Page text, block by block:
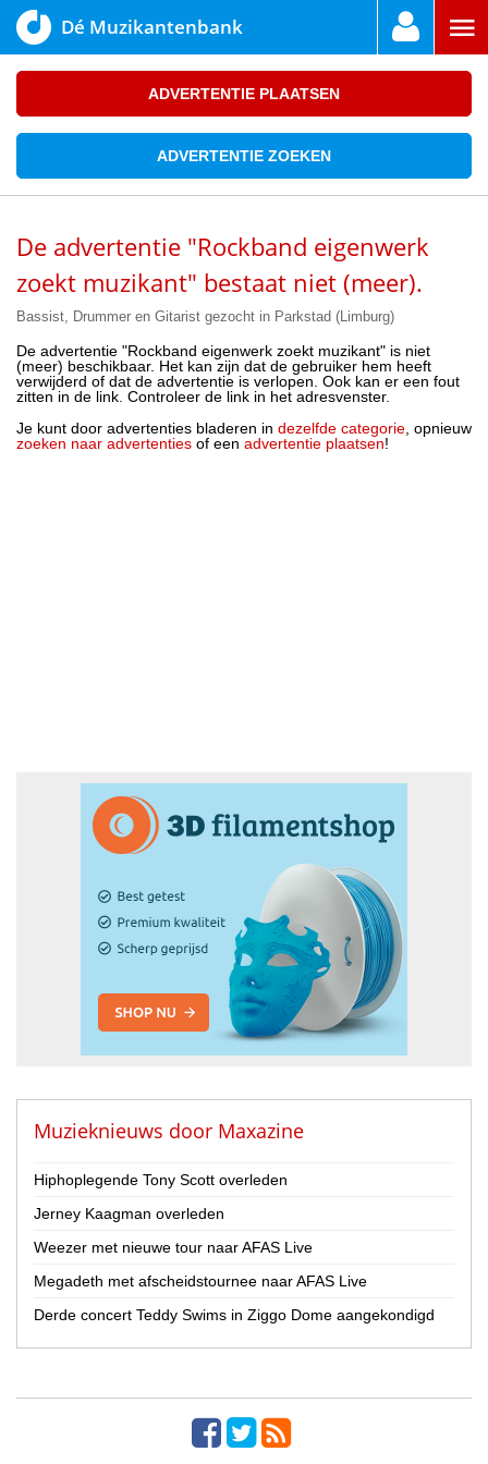
Dé Muzikantenbank
ADVERTENTIE PLAATSEN
ADVERTENTIE ZOEKEN
De advertentie "Rockband eigenwerk
zoekt muzikant" bestaat niet (meer).
Bassist, Drummer en Gitarist gezocht in Parkstad (Limburg)
De advertentie "Rockband eigenwerk zoekt muzikant" is niet
(meer) beschikbaar. Het kan zijn dat de gebruiker hem heeft
verwijderd of dat de advertentie is verlopen. Ook kan er een fout
zitten in de link. Controleer de link in het adresvenster.
Je kunt door advertenties bladeren in dezelfde categorie , opnieuw
zoeken naar advertenties of een advertentie plaatsen!
Muzieknieuws door Maxazine
Hiphoplegende Tony Scott overleden
Jerney Kaagman overleden
Weezer met nieuwe tour naar AFAS Live
Megadeth met afscheidstournee naar AFAS Live
Derde concert Teddy Swims in Ziggo Dome aangekondigd